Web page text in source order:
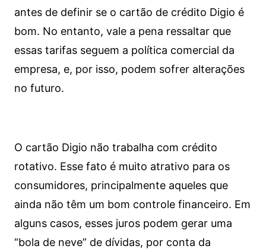
antes de definir se o cartão de crédito Digio é
bom. No entanto, vale a pena ressaltar que
essas tarifas seguem a política comercial da
empresa, e, por isso, podem sofrer alterações
no futuro.
O cartão Digio não trabalha com crédito
rotativo. Esse fato é muito atrativo para os
consumidores, principalmente aqueles que
ainda não têm um bom controle financeiro. Em
alguns casos, esses juros podem gerar uma
“bola de neve” de dívidas, por conta da